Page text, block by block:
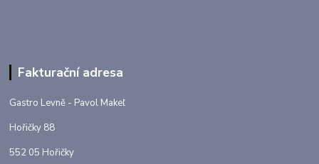
Fakturační adresa
Gastro Levně - Pavol Makeľ
Hořičky 88
552 05 Hořičky